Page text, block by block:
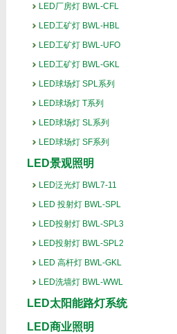
LED厂房灯 BWL-CFL
LED工矿灯 BWL-HBL
LED工矿灯 BWL-UFO
LED工矿灯 BWL-GKL
LED球场灯 SPL系列
LED球场灯 T系列
LED球场灯 SL系列
LED球场灯 SF系列
LED景观照明
LED泛光灯 BWL7-11
LED 投射灯 BWL-SPL
LED投射灯 BWL-SPL3
LED投射灯 BWL-SPL2
LED 高杆灯 BWL-GKL
LED洗墙灯 BWL-WWL
LED太阳能路灯系统
LED商业照明